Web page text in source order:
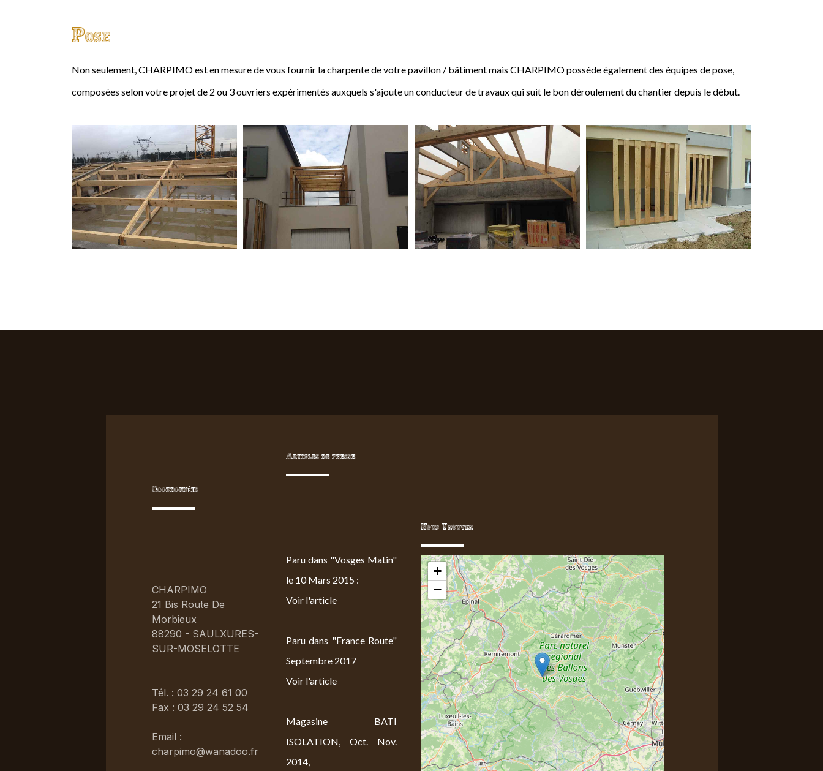
Pose
Non seulement, CHARPIMO est en mesure de vous fournir la charpente de votre pavillon / bâtiment mais CHARPIMO posséde également des équipes de pose,
composées selon votre projet de 2 ou 3 ouvriers expérimentés auxquels s'ajoute un conducteur de travaux qui suit le bon déroulement du chantier depuis le début.
Coordonnées
CHARPIMO
21 Bis Route De
Morbieux
88290 - SAULXURES-
SUR-MOSELOTTE
Tél. : 03 29 24 61 00
Fax : 03 29 24 52 54
Email :
charpimo@wanadoo.fr
Articles de presse
Paru dans "Vosges Matin"
le 10 Mars 2015 :
Voir l'article
Paru dans "France Route"
Septembre 2017
Voir l'article
Magasine BATI
ISOLATION, Oct. Nov.
2014,
Nous Trouver
+
−